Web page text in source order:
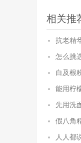
相关推
抗老精
怎么挑
白及根
能用柠
先用洗
假八角
人人都